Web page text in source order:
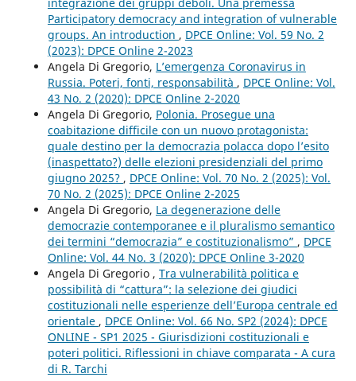
integrazione dei gruppi deboli. Una premessa
Participatory democracy and integration of vulnerable
groups. An introduction , DPCE Online: Vol. 59 No. 2
(2023): DPCE Online 2-2023
Angela Di Gregorio, L’emergenza Coronavirus in
Russia. Poteri, fonti, responsabilità , DPCE Online: Vol.
43 No. 2 (2020): DPCE Online 2-2020
Angela Di Gregorio, Polonia. Prosegue una
coabitazione difficile con un nuovo protagonista:
quale destino per la democrazia polacca dopo l’esito
(inaspettato?) delle elezioni presidenziali del primo
giugno 2025? , DPCE Online: Vol. 70 No. 2 (2025): Vol.
70 No. 2 (2025): DPCE Online 2-2025
Angela Di Gregorio, La degenerazione delle
democrazie contemporanee e il pluralismo semantico
dei termini “democrazia” e costituzionalismo” , DPCE
Online: Vol. 44 No. 3 (2020): DPCE Online 3-2020
Angela Di Gregorio , Tra vulnerabilità politica e
possibilità di “cattura”: la selezione dei giudici
costituzionali nelle esperienze dell’Europa centrale ed
orientale , DPCE Online: Vol. 66 No. SP2 (2024): DPCE
ONLINE - SP1 2025 - Giurisdizioni costituzionali e
poteri politici. Riflessioni in chiave comparata - A cura
di R. Tarchi